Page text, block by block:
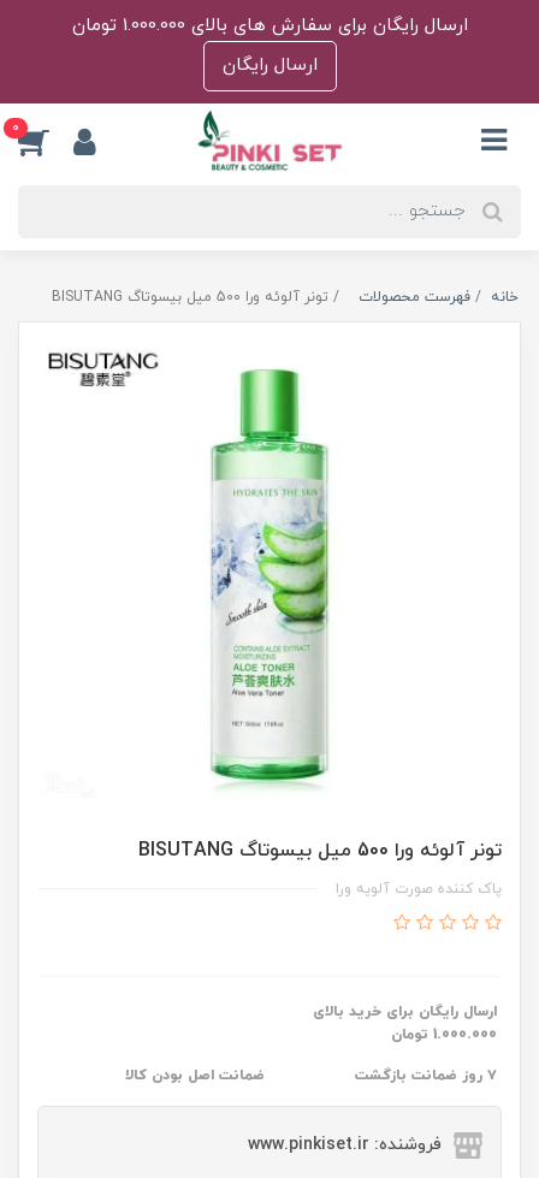
ارسال رایگان برای سفارش های بالای 1.000.000 تومان
ارسال رایگان
0
خانه فهرست محصولات تونر آلوئه ورا 500 میل بیسوتاگ BISUTANG
تونر آلوئه ورا 500 میل بیسوتاگ BISUTANG
پاک کننده صورت آلویه ورا
ارسال رایگان برای خرید بالای
1.000.000 تومان
۷ روز ضمانت بازگشت ضمانت اصل بودن کالا
فروشنده: www.pinkiset.ir